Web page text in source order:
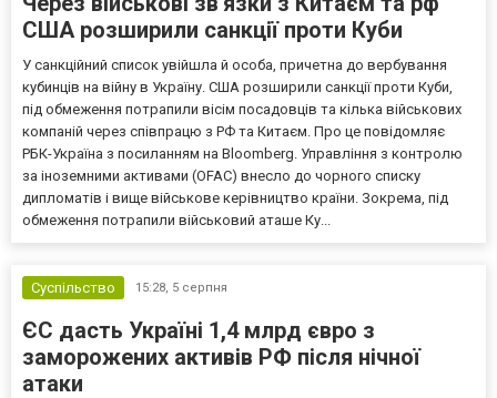
США розширили санкції проти Куби
У санкційний список увійшла й особа, причетна до вербування
кубинців на війну в Україну. США розширили санкції проти Куби,
під обмеження потрапили вісім посадовців та кілька військових
компаній через співпрацю з РФ та Китаєм. Про це повідомляє
РБК-Україна з посиланням на Bloomberg. Управління з контролю
за іноземними активами (OFAC) внесло до чорного списку
дипломатів і вище військове керівництво країни. Зокрема, під
обмеження потрапили військовий аташе Ку...
Суспільство 15:28, 5 серпня
ЄС дасть Україні 1,4 млрд євро з
заморожених активів РФ після нічної
атаки